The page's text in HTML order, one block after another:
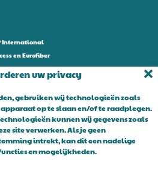
uw privacy
gebruiken wij technologieën zoals
op te slaan en/of te raadplegen.
kunnen wij gegevens zoals
site verwerken. Als je geen
intrekt, kan dit een nadelige
en mogelijkheden.
International
en Eurofiber
15 jaar is Bright Access dé glasvezel
Nederland. Bright Access maakt
De vraag is niet of u overstapt